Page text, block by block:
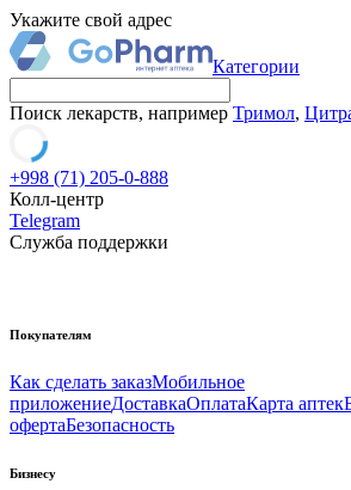
Укажите свой адрес
Категории
Поиск лекарств, например Тримол,
+998 (71) 205-0-888
Колл-центр
Telegram
Служба поддержки
Покупателям
Как сделать заказМобильное
приложениеДоставкаОплатаКарта аптек
офертаБезопасность
Бизнесу